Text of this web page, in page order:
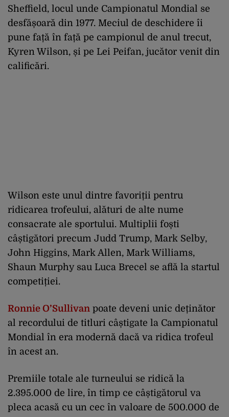
Sheffield, locul unde Campionatul Mondial se
desfășoară din 1977. Meciul de deschidere îi
pune față în față pe campionul de anul trecut,
Kyren Wilson, și pe Lei Peifan, jucător venit din
calificări.
Wilson este unul dintre favoriții pentru
ridicarea trofeului, alături de alte nume
consacrate ale sportului. Multiplii foști
câștigători precum Judd Trump, Mark Selby,
John Higgins, Mark Allen, Mark Williams,
Shaun Murphy sau Luca Brecel se află la startul
competiției.
Ronnie O’Sullivan poate deveni unic deținător
al recordului de titluri câștigate la Campionatul
Mondial în era modernă dacă va ridica trofeul
în acest an.
Premiile totale ale turneului se ridică la
2.395.000 de lire, în timp ce câștigătorul va
pleca acasă cu un cec în valoare de 500.000 de